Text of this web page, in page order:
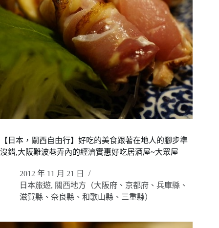
【日本，關西自由行】好吃的美食跟著在地人的腳步準
沒錯,大阪難波巷弄內的經濟實惠好吃居酒屋~大眾屋
2012 年 11 月 21 日
日本旅遊, 關西地方（大阪府、京都府、兵庫縣、
滋賀縣、奈良縣、和歌山縣、三重縣）